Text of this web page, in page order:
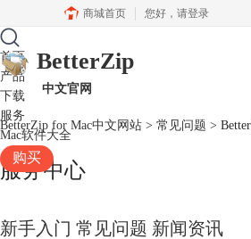
商城首页 您好， 请登录
BetterZip
中文官网
首页
产品
下载
服务
Mac软件大全
购买
BetterZip for Mac中文网站 > 常见问题 >
服务中心
新手入门 常见问题 新闻资讯